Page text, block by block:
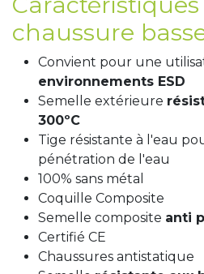
chaussure
Convient pour une
environnements ESD
Semelle extérieure
300ºC
Tige résistante à l'eau
pénétration de l'eau
100% sans métal
Coquille Composite
Semelle composite anti
Certifié CE
Chaussures antistatique